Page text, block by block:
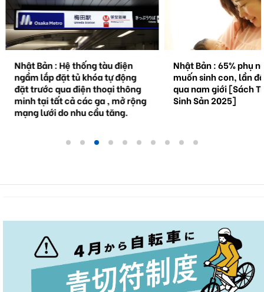
Nhật Bản : Hệ thống tàu điện
ngầm lắp đặt tủ khóa tự động
đặt trước qua điện thoại thông
minh tại tất cả các ga , mở rộng
mạng lưới do nhu cầu tăng.
Nhật Bản : 65% phụ
muốn sinh con, lần
qua nam giới [Sách
Sinh Sản 2025]